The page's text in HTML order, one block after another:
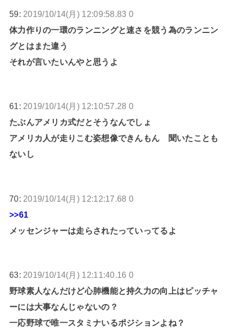
59: 2019/10/14(月) 12:09:58.83 0
体力作りの一環のランニングと速さを競う為のランニン
グとはまた違う
それが言いたいんやと思うよ
61: 2019/10/14(月) 12:10:57.28 0
たぶんアメリカ式だとそうなんでしょ
アメリカ人が走りこむ姿想像できんもん 聞いたことも
ないし
70: 2019/10/14(月) 12:12:17.68 0
>>61
メッセンジャーは走らされたっていってるよ
63: 2019/10/14(月) 12:11:40.16 0
野球素人なんだけど心肺機能と持久力の向上はピッチャ
ーには大事なんじゃないの？
一応野球で唯一スタミナいるポジションよね？